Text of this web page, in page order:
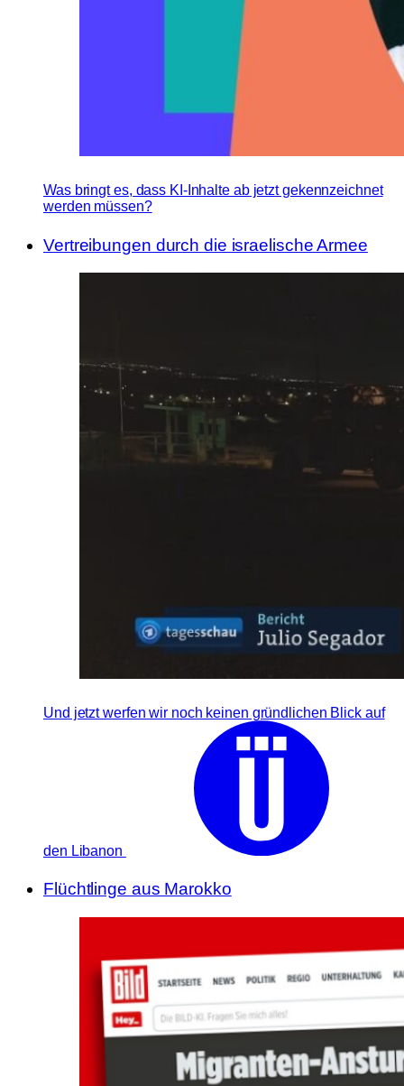
Was bringt es, dass KI-Inhalte ab jetzt gekennzeichnet
werden müssen?
Vertreibungen durch die israelische Armee
Und jetzt werfen wir noch keinen gründlichen Blick auf
den Libanon
Flüchtlinge aus Marokko